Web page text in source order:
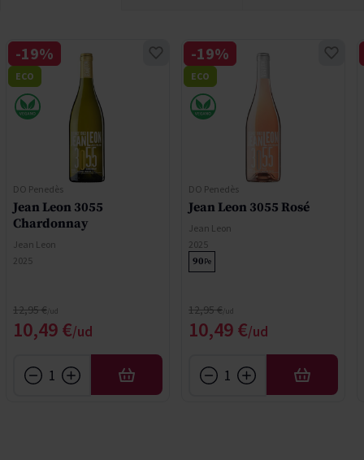
DO Penedès
Jean Leon 3055
Chardonnay
Jean Leon
2025
Special Price
10,49 €
Regular Price
12,95 €
-19%
ECO
AFEGIR
DO Penedès
Jean Leon 3055 Rosé
Jean Leon
2025
90Pe
Special Price
10,49 €
Regular Price
12,95 €
-19%
ECO
AFEGIR